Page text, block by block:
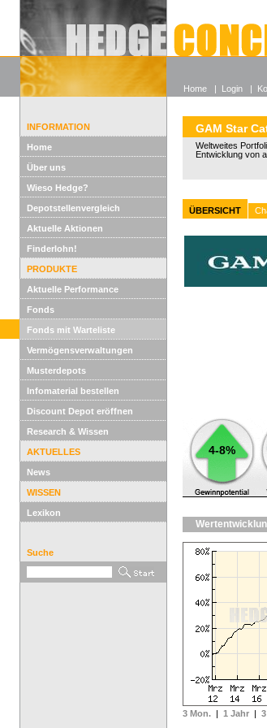
INFORMATION
Home
Über uns
Wieso Hedge?
Depotstellenvergleich
Aktuelle Aktionen
Finderlohn!
PRODUKTE
Aktuelle Performance
Fonds
Fonds mit Warteliste
Vermögensverwaltungen
Musterdepots
Infomaterial bestellen
Discount Depot eröffnen
Research & Wissen
AKTUELLES
News
WISSEN
Lexikon
Suche
GAM Star
Weltweites
Entwicklung von
ÜBERSICHT
4-8%
3 Mon. | 1 Jahr |
Home | Login |